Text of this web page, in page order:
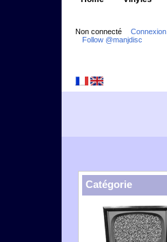
Non connecté
Connexion
Follow @manjdisc
Catégorie